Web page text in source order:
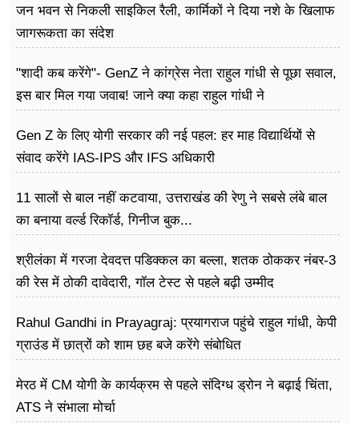
जन भवन से निकली साइकिल रैली, कार्मिकों ने दिया नशे के खिलाफ
जागरूकता का संदेश
"शादी कब करेंगे"- GenZ ने कांग्रेस नेता राहुल गांधी से पूछा सवाल,
इस बार मिल गया जवाब! जाने क्या कहा राहुल गांधी ने
Gen Z के लिए योगी सरकार की नई पहल: हर माह विद्यार्थियों से
संवाद करेंगे IAS-IPS और IFS अधिकारी
11 सालों से बाल नहीं कटवाया, उत्तराखंड की रेणु ने सबसे लंबे बाल
का बनाया वर्ल्ड रिकॉर्ड, गिनीज बुक...
श्रीलंका में गरजा देवदत्त पडिक्कल का बल्ला, शतक ठोककर नंबर-3
की रेस में ठोकी दावेदारी, गॉल टेस्ट से पहले बढ़ी उम्मीद
Rahul Gandhi in Prayagraj: प्रयागराज पहुंचे राहुल गांधी, केपी
ग्राउंड में छात्रों को शाम छह बजे करेंगे संबोधित
मेरठ में CM योगी के कार्यक्रम से पहले संदिग्ध ड्रोन ने बढ़ाई चिंता,
ATS ने संभाला मोर्चा